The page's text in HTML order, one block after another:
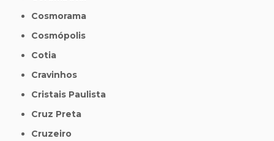
Cosmorama
Cosmópolis
Cotia
Cravinhos
Cristais Paulista
Cruz Preta
Cruzeiro